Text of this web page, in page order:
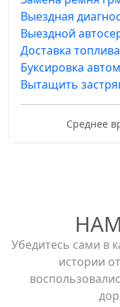
Выездная
Выездной
Доставка топлива
Буксировка
Вытащить
Среднее
Убедитесь сами в
истории